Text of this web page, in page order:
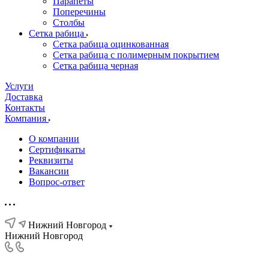
Поперечины
Столбы
Сетка рабица
Сетка рабица оцинкованная
Сетка рабица с полимерным покрытием
Сетка рабица черная
Услуги
Доставка
Контакты
Компания
О компании
Сертификаты
Реквизиты
Вакансии
Вопрос-ответ
Нижний Новгород
Нижний Новгород